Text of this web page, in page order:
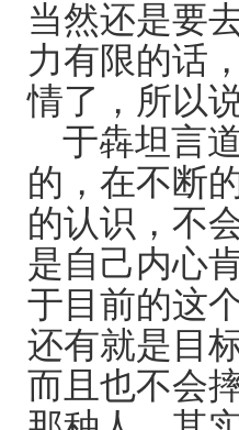
当然还是要
力有限的话
情了，所以
于犇坦言
的，在不断
的认识，不
是自己内心
于目前的这
还有就是目
而且也不会